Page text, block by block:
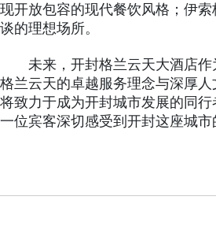
现开放包容的现代餐饮风格；伊
谈的理想场所。
未来，开封格兰云天大酒店
格兰云天的卓越服务理念与深厚
将致力于成为开封城市发展的同
一位宾客深切感受到开封这座城